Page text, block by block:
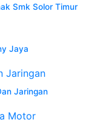
Smk Solor Timur
Jaya
Jaringan